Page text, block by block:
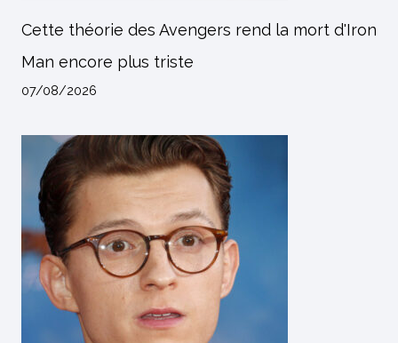
Cette théorie des Avengers rend la mort d'Iron
Man encore plus triste
07/08/2026